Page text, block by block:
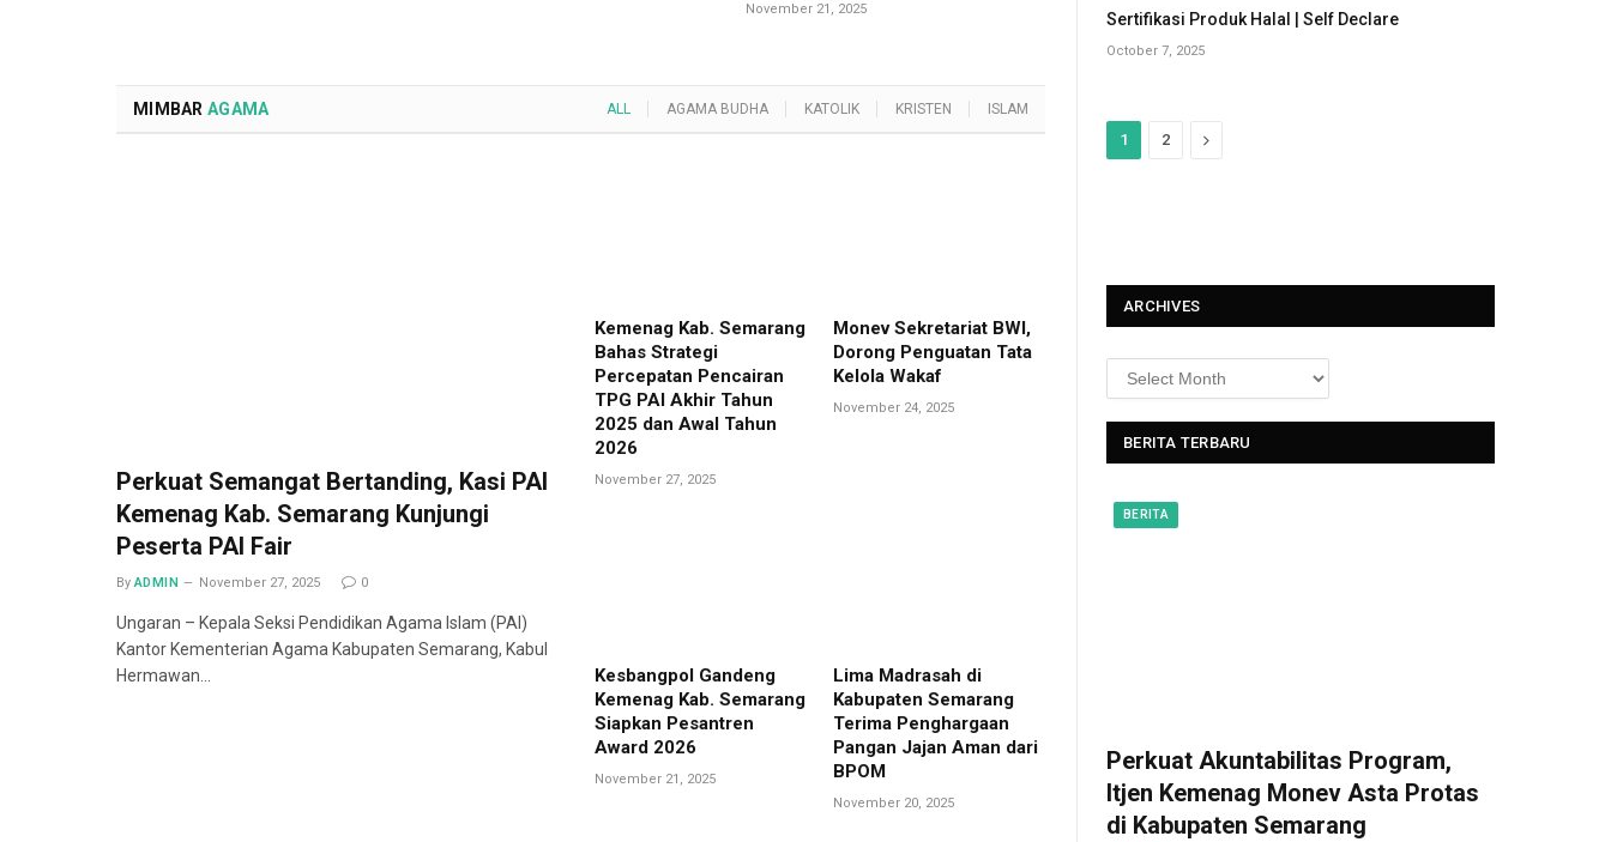
November 21, 2025
MIMBAR AGAMA ALL AGAMA BUDHA KATOLIK KRISTEN ISLAM
Perkuat Semangat Bertanding, Kasi PAI
Kemenag Kab. Semarang Kunjungi
Peserta PAI Fair
By ADMIN November 27, 2025 0
Ungaran – Kepala Seksi Pendidikan Agama Islam (PAI)
Kantor Kementerian Agama Kabupaten Semarang, Kabul
Hermawan…
Kemenag Kab. Semarang
Bahas Strategi
Percepatan Pencairan
TPG PAI Akhir Tahun
2025 dan Awal Tahun
2026
November 27, 2025
Monev Sekretariat BWI,
Dorong Penguatan Tata
Kelola Wakaf
November 24, 2025
Kesbangpol Gandeng
Kemenag Kab. Semarang
Siapkan Pesantren
Award 2026
November 21, 2025
Lima Madrasah di
Kabupaten Semarang
Terima Penghargaan
Pangan Jajan Aman dari
BPOM
November 20, 2025
Sertifikasi Produk Halal | Self Declare
October 7, 2025
1 2
N
ARCHIVES
BERITA TERBARU
BERITA
Perkuat Akuntabilitas Program,
Itjen Kemenag Monev Asta Protas
di Kabupaten Semarang